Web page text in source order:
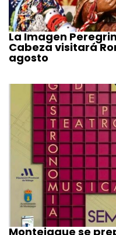
La Imagen
Cabeza visitará
agosto
Montejaque se